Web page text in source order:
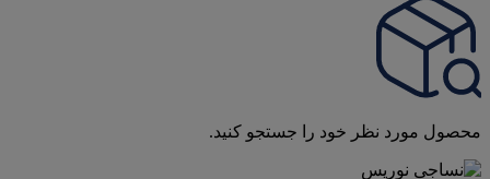
محصول مورد نظر خود را جستجو کنید.